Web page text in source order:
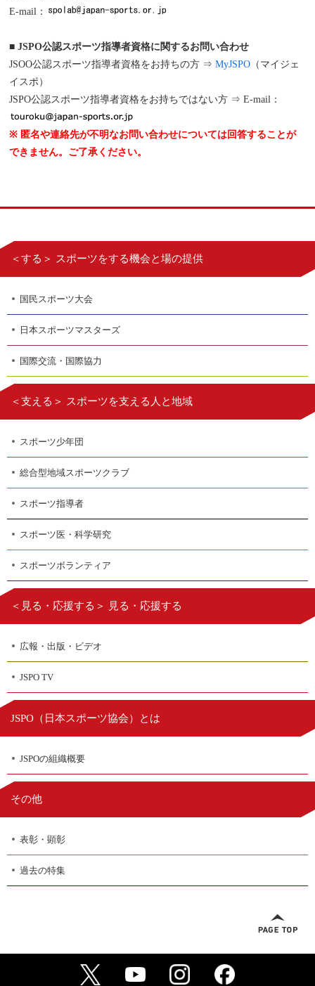
E-mail：
■ JSPO公認スポーツ指導者資格に関するお問い合わせ
JSOO公認スポーツ指導者資格をお持ちの方 ⇒MyJSPO （マイジェ
イスポ）
JSPO公認スポーツ指導者資格をお持ちではない方 ⇒ E-mail：
※ 匿名や連絡先が不明なお問い合わせについては回答することが
できません。ご了承ください。
＜する＞ スポーツをする機会と場の提供
国民スポーツ大会
日本スポーツマスターズ
国際交流・国際協力
＜支える＞ スポーツを支える人と地域
スポーツ少年団
総合型地域スポーツクラブ
スポーツ指導者
スポーツ医・科学研究
スポーツボランティア
＜見る・応援する＞ 見る・応援する
広報・出版・ビデオ
JSPO TV
JSPO（ 日本スポーツ協会）とは
JSPOの組織概要
その他
表彰・顕彰
過去の特集